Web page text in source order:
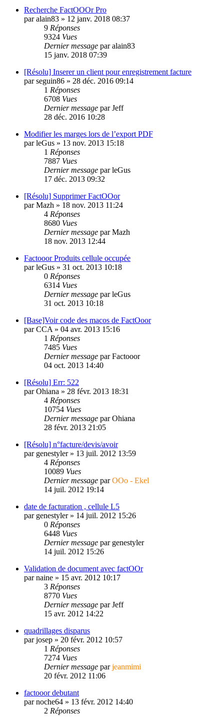
Recherche FactOOOr Pro
paralain83 » 12 janv. 2018 08:37
9 Réponses
9324 Vues
Dernier message paralain83
15 janv. 2018 07:39
[Résolu] Inserer un client pour enregistrement facture
parseguin86 » 28 déc. 2016 09:14
1 Réponses
6708 Vues
Dernier message parJeff
28 déc. 2016 10:28
Modifier les marges lors de l’export PDF
parleGus » 13 nov. 2013 15:18
1 Réponses
7887 Vues
Dernier message parleGus
17 déc. 2013 09:32
[Résolu] Supprimer FactOOor
parMazh » 18 nov. 2013 11:24
4 Réponses
8680 Vues
Dernier message parMazh
18 nov. 2013 12:44
Factooor Produits cellule occupée
parleGus » 31 oct. 2013 10:18
0 Réponses
6314 Vues
Dernier message parleGus
31 oct. 2013 10:18
[Base]Voir code des macos de FactOoor
parCCA » 04 avr. 2013 15:16
1 Réponses
7485 Vues
Dernier message parFactooor
04 oct. 2013 14:40
[Résolu] Err: 522
parOhiana » 28 févr. 2013 18:31
4 Réponses
10754 Vues
Dernier message parOhiana
28 févr. 2013 21:05
[Résolu] n°facture/devis/avoir
par genestyler» 13 juil. 2012 13:59
4 Réponses
10089 Vues
Dernier message parOOo - Ekel
14 juil. 2012 19:14
date de facturation , cellule L5
par genestyler» 14 juil. 2012 15:26
0 Réponses
6448 Vues
Dernier message par genestyler
14 juil. 2012 15:26
Validation de document avec factOOr
parnaine » 15 avr. 2012 10:17
3 Réponses
8770 Vues
Dernier message parJeff
15 avr. 2012 14:22
quadrillages disparus
parjosep » 20 févr. 2012 10:57
1 Réponses
7274 Vues
Dernier message parjeanmimi
20 févr. 2012 11:06
factooor debutant
parnoche64 » 13 févr. 2012 14:40
2 Réponses